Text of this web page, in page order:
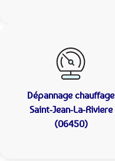
Dépannage chauffage
Saint-Jean-La-Riviere
(06450)